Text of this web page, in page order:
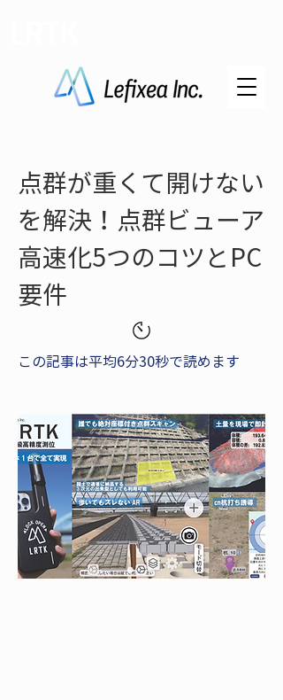
点群が重くて開けない
を解決！点群ビューア
高速化5つのコツとPC
要件
この記事は平均6分30秒で読めます